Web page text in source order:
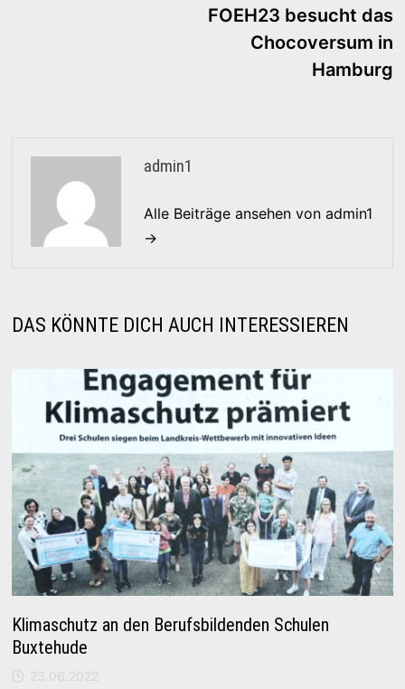
FOEH23 besucht das
Chocoversum in
Hamburg
admin1
Alle Beiträge ansehen von admin1
→
DAS KÖNNTE DICH AUCH INTERESSIEREN
Klimaschutz an den Berufsbildenden Schulen
Buxtehude
23.06.2022